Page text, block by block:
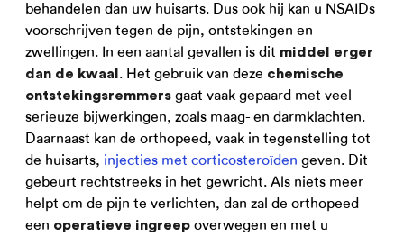
behandelen dan uw huisarts. Dus ook hij kan u NSAIDs
voorschrijven tegen de pijn, ontstekingen en
zwellingen. In een aantal gevallen is dit middel erger
dan de kwaal . Het gebruik van deze chemische
ontstekingsremmers gaat vaak gepaard met veel
serieuze bijwerkingen, zoals maag- en darmklachten.
Daarnaast kan de orthopeed, vaak in tegenstelling tot
de huisarts, injecties met corticosteroïden geven. Dit
gebeurt rechtstreeks in het gewricht. Als niets meer
helpt om de pijn te verlichten, dan zal de orthopeed
een operatieve ingreep overwegen en met u